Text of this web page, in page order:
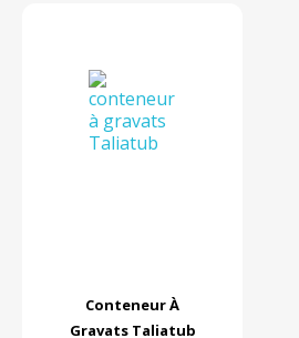
Conteneur À
Gravats Taliatub